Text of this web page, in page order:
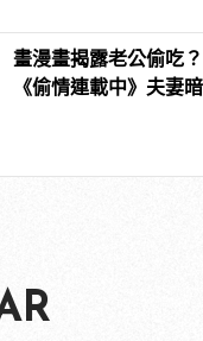
畫漫畫揭露老公偷吃
《偷情連載中》夫妻